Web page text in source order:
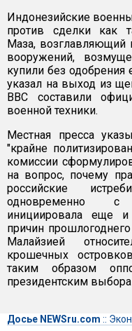
Индонезийские
против сделки как
Маза, возглавляющий
вооружений,
купили без одобрения
указал на выход из
ВВС составили
военной техники.
Местная пресса
"крайне
комиссии
на вопрос, почему
российские
одновременно с
инициировала еще и
причин
Малайзией
крошечных
таким образом
президентским
Досье NEWSru.com ::